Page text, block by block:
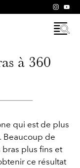
à 360
qui est de plus
Beaucoup de
plus fins et
ce résultat